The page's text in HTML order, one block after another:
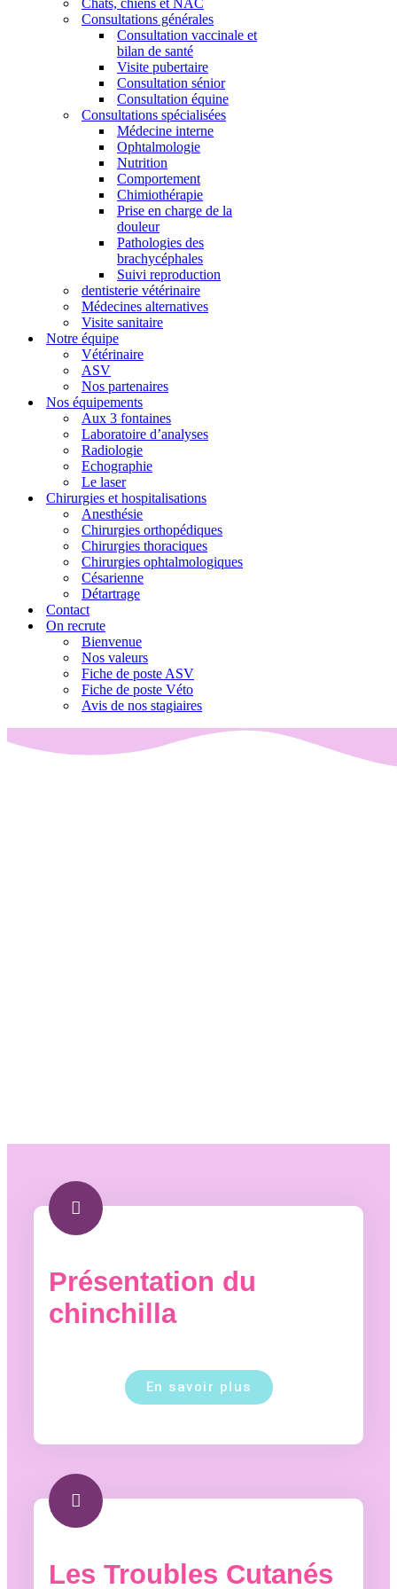
Chats, chiens et NAC
Consultations générales
Consultation vaccinale et
bilan de santé
Visite pubertaire
Consultation sénior
Consultation équine
Consultations spécialisées
Médecine interne
Ophtalmologie
Nutrition
Comportement
Chimiothérapie
Prise en charge de la
douleur
Pathologies des
brachycéphales
Suivi reproduction
dentisterie vétérinaire
Médecines alternatives
Visite sanitaire
Notre équipe
Vétérinaire
ASV
Nos partenaires
Nos équipements
Aux 3 fontaines
Laboratoire d’analyses
Radiologie
Echographie
Le laser
Chirurgies et hospitalisations
Anesthésie
Chirurgies orthopédiques
Chirurgies thoraciques
Chirurgies ophtalmologiques
Césarienne
Détartrage
Contact
On recrute
Bienvenue
Nos valeurs
Fiche de poste ASV
Fiche de poste Véto
Avis de nos stagiaires
Présentation du
chinchilla
En savoir plus
Les Troubles Cutanés